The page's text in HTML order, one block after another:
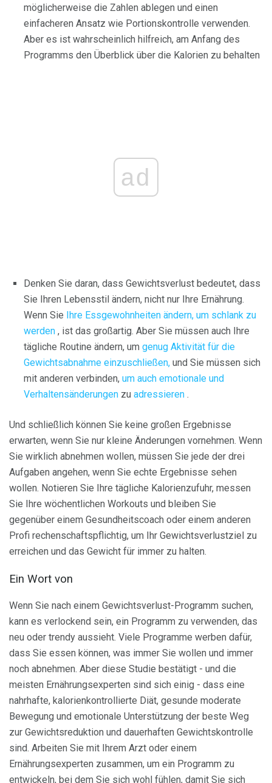
möglicherweise die Zahlen ablegen und einen
einfacheren Ansatz wie Portionskontrolle verwenden.
Aber es ist wahrscheinlich hilfreich, am Anfang des
Programms den Überblick über die Kalorien zu behalten
ad
Denken Sie daran, dass Gewichtsverlust bedeutet, dass
Sie Ihren Lebensstil ändern, nicht nur Ihre Ernährung.
Wenn Sie Ihre Essgewohnheiten ändern, um schlank zu
werden , ist das großartig. Aber Sie müssen auch Ihre
tägliche Routine ändern, um genug Aktivität für die
Gewichtsabnahme einzuschließen, und Sie müssen sich
mit anderen verbinden, um auch emotionale und
Verhaltensänderungen zu adressieren .
Und schließlich können Sie keine großen Ergebnisse
erwarten, wenn Sie nur kleine Änderungen vornehmen. Wenn
Sie wirklich abnehmen wollen, müssen Sie jede der drei
Aufgaben angehen, wenn Sie echte Ergebnisse sehen
wollen. Notieren Sie Ihre tägliche Kalorienzufuhr, messen
Sie Ihre wöchentlichen Workouts und bleiben Sie
gegenüber einem Gesundheitscoach oder einem anderen
Profi rechenschaftspflichtig, um Ihr Gewichtsverlustziel zu
erreichen und das Gewicht für immer zu halten.
Ein Wort von
Wenn Sie nach einem Gewichtsverlust-Programm suchen,
kann es verlockend sein, ein Programm zu verwenden, das
neu oder trendy aussieht. Viele Programme werben dafür,
dass Sie essen können, was immer Sie wollen und immer
noch abnehmen. Aber diese Studie bestätigt - und die
meisten Ernährungsexperten sind sich einig - dass eine
nahrhafte, kalorienkontrollierte Diät, gesunde moderate
Bewegung und emotionale Unterstützung der beste Weg
zur Gewichtsreduktion und dauerhaften Gewichtskontrolle
sind. Arbeiten Sie mit Ihrem Arzt oder einem
Ernährungsexperten zusammen, um ein Programm zu
entwickeln, bei dem Sie sich wohl fühlen, damit Sie sich